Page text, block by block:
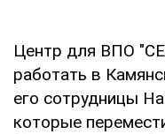
Центр для ВПО
работать в
его сотрудницы
которые